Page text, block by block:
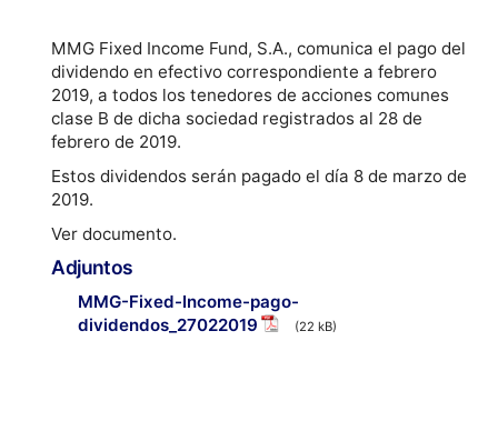
MMG Fixed Income Fund, S.A., comunica el pago del
dividendo en efectivo correspondiente a febrero
2019, a todos los tenedores de acciones comunes
clase B de dicha sociedad registrados al 28 de
febrero de 2019.
Estos dividendos serán pagado el día 8 de marzo de
2019.
Ver documento.
Adjuntos
MMG-Fixed-Income-pago-
dividendos_27022019
(22 kB)